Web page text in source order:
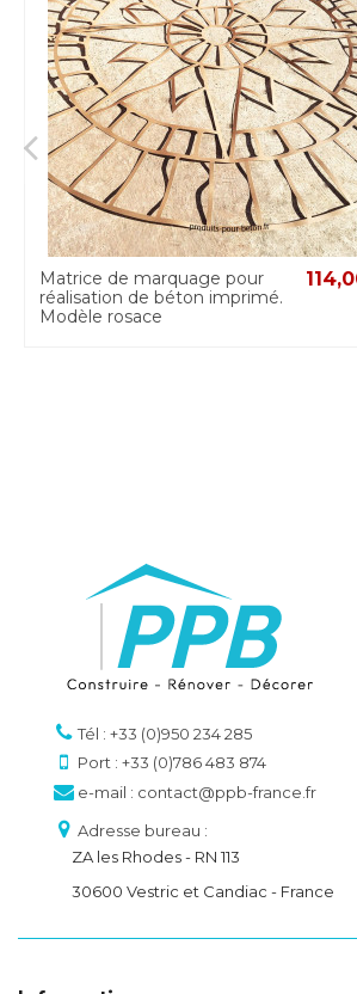
Matrice de marquage pour
réalisation de béton imprimé.
Modèle rosace
Tél : +33 (0)950 234 285
Port : +33 (0)786 483 874
e-mail : contact@ppb-france.fr
Adresse bureau :
ZA les Rhodes - RN 113
30600 Vestric et Candiac - France